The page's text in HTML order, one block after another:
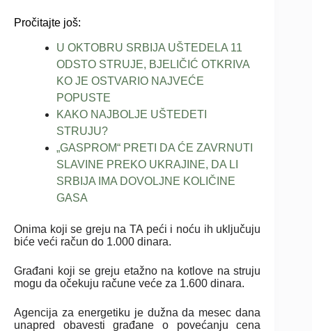
Pročitajte još:
U OKTOBRU SRBIJA UŠTEDELA 11
ODSTO STRUJE, BJELIČIĆ OTKRIVA
KO JE OSTVARIO NAJVEĆE
POPUSTE
KAKO NAJBOLJE UŠTEDETI
STRUJU?
„GASPROM“ PRETI DA ĆE ZAVRNUTI
SLAVINE PREKO UKRAJINE, DA LI
SRBIJA IMA DOVOLJNE KOLIČINE
GASA
Onima koji se greju na TA peći i noću ih uključuju
biće veći račun do 1.000 dinara.
Građani koji se greju etažno na kotlove na struju
mogu da očekuju račune veće za 1.600 dinara.
Agencija za energetiku je dužna da mesec dana
unapred obavesti građane o povećanju cena